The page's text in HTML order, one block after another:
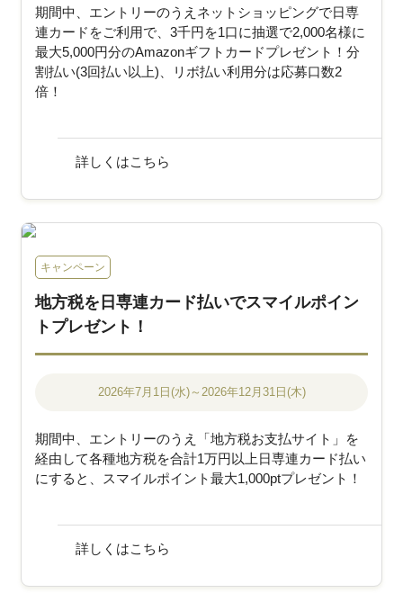
期間中、エントリーのうえネットショッピングで日専
連カードをご利用で、3千円を1口に抽選で2,000名様に
最大5,000円分のAmazonギフトカードプレゼント！分
割払い(3回払い以上)、リボ払い利用分は応募口数2
倍！
詳しくはこちら
キャンペーン
地方税を日専連カード払いでスマイルポイン
トプレゼント！
2026年7月1日(水)～2026年12月31日(木)
期間中、エントリーのうえ「地方税お支払サイト」を
経由して各種地方税を合計1万円以上日専連カード払い
にすると、スマイルポイント最大1,000ptプレゼント！
詳しくはこちら